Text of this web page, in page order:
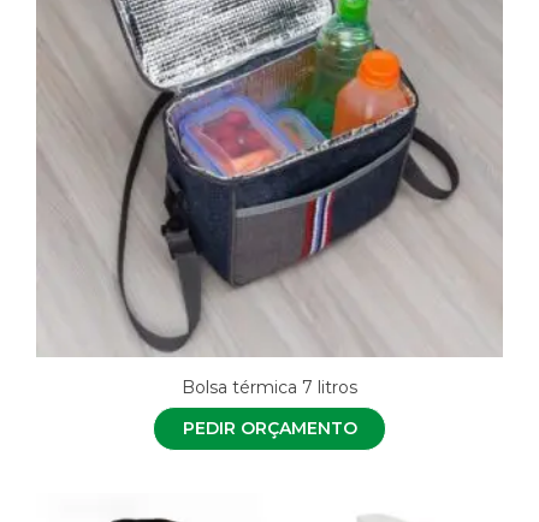
Bolsa térmica 7 litros
PEDIR ORÇAMENTO